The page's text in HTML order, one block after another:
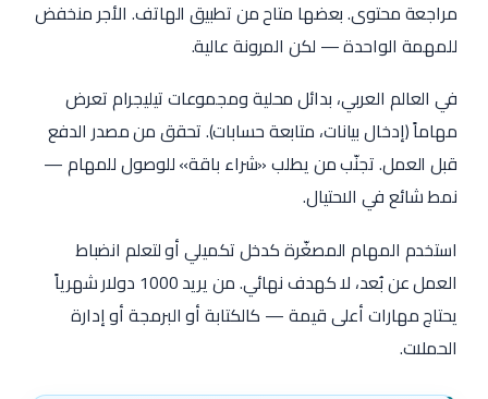
مراجعة محتوى. بعضها متاح من تطبيق الهاتف. الأجر منخفض
للمهمة الواحدة — لكن المرونة عالية.
في العالم العربي، بدائل محلية ومجموعات تيليجرام تعرض
مهاماً (إدخال بيانات، متابعة حسابات). تحقق من مصدر الدفع
قبل العمل. تجنّب من يطلب «شراء باقة» للوصول للمهام —
نمط شائع في الاحتيال.
استخدم المهام المصغّرة كدخل تكميلي أو لتعلم انضباط
العمل عن بُعد، لا كهدف نهائي. من يريد 1000 دولار شهرياً
يحتاج مهارات أعلى قيمة — كالكتابة أو البرمجة أو إدارة
الحملات.